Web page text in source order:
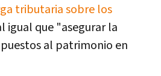
tributaria sobre los
igual que "asegurar la
al patrimonio en